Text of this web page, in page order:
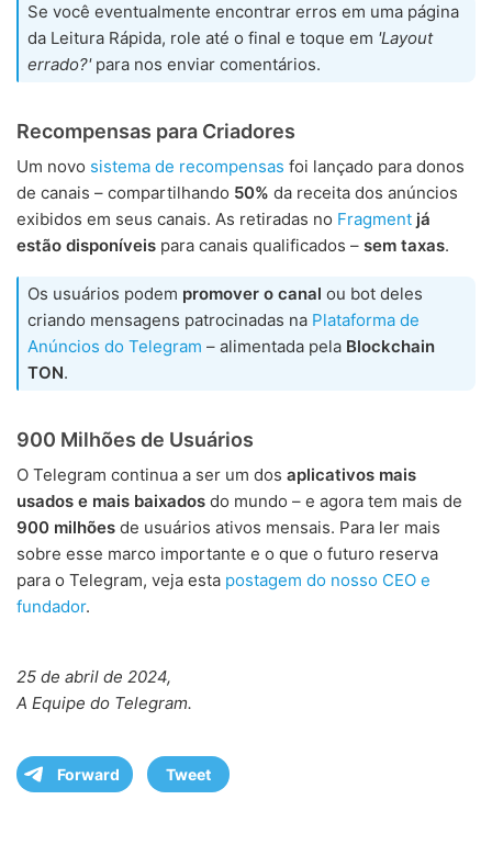
Se você eventualmente encontrar erros em uma página
da Leitura Rápida, role até o final e toque em 'Layout
errado?'para nos enviar comentários.
Recompensas para Criadores
Um novo sistema de recompensas foi lançado para donos
de canais – compartilhando 50% da receita dos anúncios
exibidos em seus canais. As retiradas no Fragment já
estão disponíveis para canais qualificados – sem taxas.
Os usuários podem promover o canal ou bot deles
criando mensagens patrocinadas na Plataforma de
Anúncios do Telegram – alimentada pela Blockchain
TON.
900 Milhões de Usuários
O Telegram continua a ser um dos aplicativos mais
usados e mais baixados do mundo – e agora tem mais de
900 milhões de usuários ativos mensais. Para ler mais
sobre esse marco importante e o que o futuro reserva
para o Telegram, veja esta postagem do nosso CEO e
fundador.
25 de abril de 2024,
A Equipe do Telegram.
Forward Tweet